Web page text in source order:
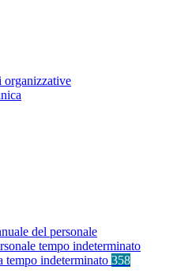
organizzative
del personale
tempo indeterminato
tempo indeterminato 358